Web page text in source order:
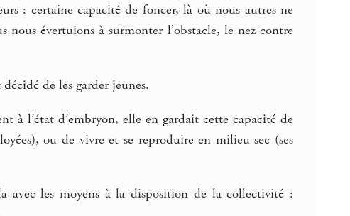
: certaine capacité de foncer, là où nous autres ne
évertuions à surmonter l’obstacle, le nez contre
de les garder jeunes.
à l’état d’embryon, elle en gardait cette capacité de
ou de vivre et se reproduire en milieu sec (ses
avec les moyens à la disposition de la collectivité :